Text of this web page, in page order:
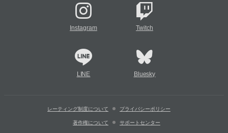
Instagram Twitch
LINE Bluesky
レーティング制度について プライバシーポリシー
著作権について サポートセンター